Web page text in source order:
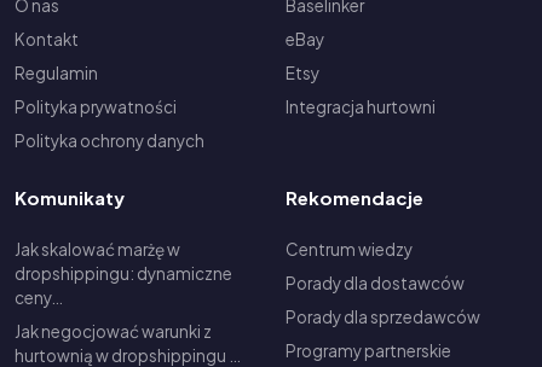
O nas
Kontakt
Regulamin
Polityka prywatności
Polityka ochrony danych
Baselinker
eBay
Etsy
Integracja hurtowni
Komunikaty
Jak skalować marżę w
dropshippingu: dynamiczne
ceny…
Jak negocjować warunki z
hurtownią w dropshippingu …
Rekomendacje
Centrum wiedzy
Porady dla dostawców
Porady dla sprzedawców
Programy partnerskie